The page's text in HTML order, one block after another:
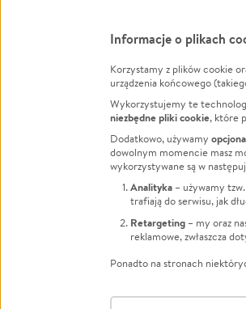
FacebookTwitter Instagram
LinkedInTikTok Youtube
Informacje o plikach
Korzystamy z plików cookie
urządzenia końcowego
Wykorzystujemy te
niezbędne pliki cookie, które
Dodatkowo, używamy
dowolnym momencie masz
wykorzystywane są w
Analityka – używamy
trafiają do serwisu, jak
Retargeting – my oraz
reklamowe, zwłaszcza
Ponadto na stronach